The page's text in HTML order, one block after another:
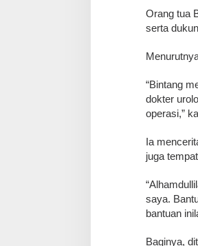
Orang tua
serta
“Bintang
dokter
operasi,”
Ia
juga
saya.
bantuan
Baginya,